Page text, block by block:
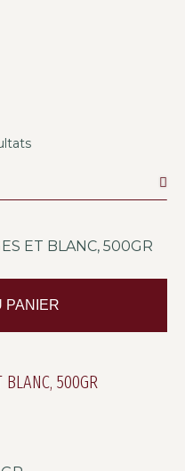
BLANC, 500GR
PANIER